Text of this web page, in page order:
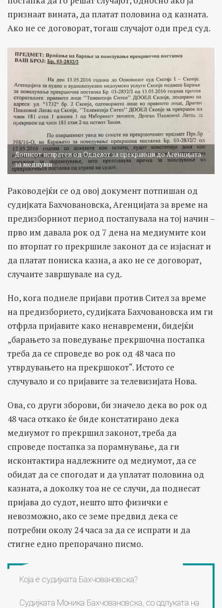
признаат вината, да платат половина од казната.
Ако не се договорат, тогаш случајот оди пред суд.
Дописот испратен од Одделот за прекршоци до Агенцијата
за медиуми
Раководејќи се од овој документ потпишан од
судијката Бахчовановска, Агенцијата за време на
предизборниот период постапувала на тој начин –
прво им давала рок од 7 дена на медиумите кои
по вторпат го прекршиле законот да се изјаснат и
да платат пониска казна, а ако не се договорат,
случаите завршувале на суд.
Но, кога поднеле пријави против Сител за време
на предизборието, судијката Бахчовановска им ги
отфрла пријавите како ненавремени, бидејќи
„барањето за поведување прекршочна постапка
треба да се спроведе во рок од 48 часа по
утврдувањето на прекршокот“. Истото се
случувало и со пријавите за телевизијата Нова.
Ова, со други зборови, би значело дека во рок од
48 часа откако ќе биде констатирано дека
медиумот го прекршил законот, треба да
спроведе постапка за порамнување, да ги
исконтактира надлежните од медиумот, да се
обидат да се спогодат и да уплатат половина од
казната, а доколку тоа не се случи, да поднесат
пријава до судот, нешто што физички е
невозможно, ако се земе предвид дека се
потребни околу 24 часа за да се испрати и да
стигне едно препорачано писмо.
Која е судијката Бахчовановска?
Судијката Моника Бахчовановска, со одлуката на